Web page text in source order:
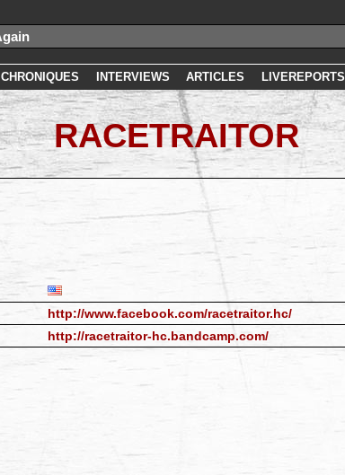
CHRONIQUES INTERVIEWS ARTICLES LIVEREPORTS
RACETRAITOR
http://www.facebook.com/racetraitor.hc/
http://racetraitor-hc.bandcamp.com/